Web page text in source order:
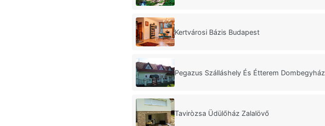
Kertvárosi Bázis Budapest
Pegazus Szálláshely És Étterem Dombegyház
Taviròzsa Üdülőház Zalalövő